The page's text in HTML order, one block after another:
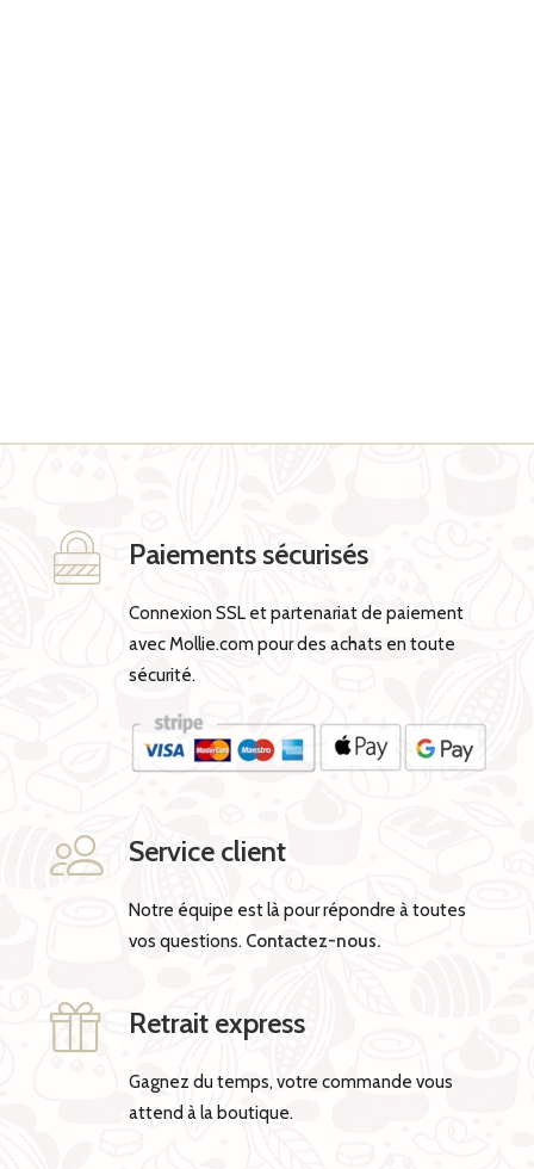
Paiements sécurisés
Connexion SSL et partenariat de paiement
avec Mollie.com pour des achats en toute
sécurité.
Service client
Notre équipe est là pour répondre à toutes
vos questions. Contactez-nous.
Retrait express
Gagnez du temps, votre commande vous
attend à la boutique.